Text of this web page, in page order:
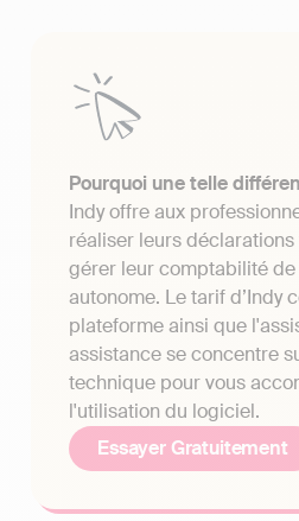
Pourquoi une telle
Indy offre aux
réaliser leurs
gérer leur comptabilité
autonome. Le tarif d’Indy
plateforme ainsi que
assistance se concentre
technique pour vous
l'utilisation du logiciel.
Essayer Gratuitement